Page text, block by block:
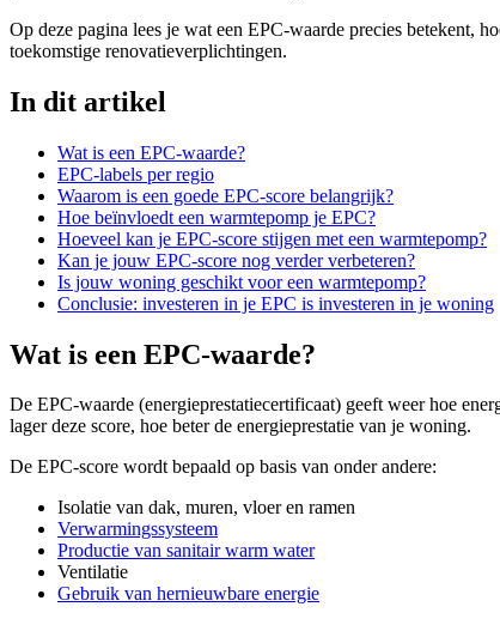
Op deze pagina lees je wat een EPC-waarde precies
toekomstige renovatieverplichtingen.
In dit artikel
Wat is een EPC-waarde?
EPC-labels per regio
Waarom is een goede EPC-score belangrijk?
Hoe beïnvloedt een warmtepomp je EPC?
Hoeveel kan je EPC-score stijgen met een warmtepomp?
Kan je jouw EPC-score nog verder verbeteren?
Is jouw woning geschikt voor een warmtepomp?
Conclusie: investeren in je EPC is investeren in je woning
Wat is een EPC-waarde?
De EPC-waarde (energieprestatiecertificaat) geeft weer hoe
lager deze score, hoe beter de energieprestatie van je woning.
De EPC-score wordt bepaald op basis van onder andere:
Isolatie van dak, muren, vloer en ramen
Verwarmingssysteem
Productie van sanitair warm water
Ventilatie
Gebruik van hernieuwbare energie